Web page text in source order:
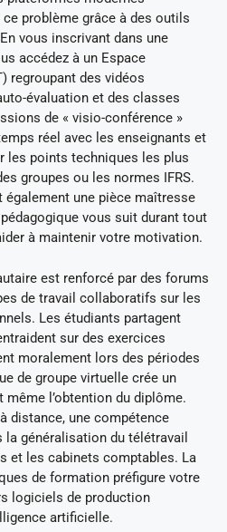
problème grâce à des outils
vous inscrivant dans une
accédez à un Espace
regroupant des vidéos
évaluation et des classes
de « visio-conférence »
réel avec les enseignants et
les points techniques les plus
groupes ou les normes IFRS.
une pièce maîtresse
vous suit durant tout
à maintenir votre motivation.
est renforcé par des forums
de travail collaboratifs sur les
Les étudiants partagent
sur des exercices
moralement lors des périodes
de groupe virtuelle crée un
l’obtention du diplôme.
distance, une compétence
généralisation du télétravail
et les cabinets comptables. La
de formation préfigure votre
logiciels de production
artificielle.